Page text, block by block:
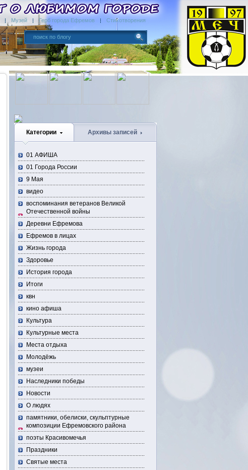
Музей Герб города Ефремов Стихотворения
Категории Архивы записей
01 АФИША
01 Города России
9 Мая
видео
воспоминания ветеранов Великой
Отечественной войны
Деревни Ефремова
Ефремов в лицах
Жизнь города
Здоровье
История города
Итоги
квн
кино афиша
Культура
Культурные места
Места отдыха
Молодёжь
музеи
Наследники победы
Новости
О людях
памятники, обелиски, скульптурные
композиции Ефремовского района
поэты Красивомечья
Праздники
Святые места